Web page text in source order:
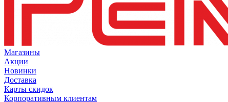
Магазины
Акции
Новинки
Доставка
Карты скидок
Корпоративным клиентам